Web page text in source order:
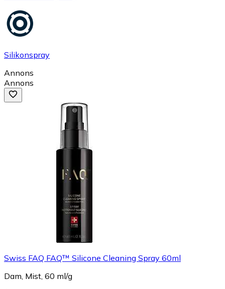
Silikonspray
Annons
Annons
Swiss FAQ FAQ™ Silicone Cleaning Spray 60ml
Dam, Mist, 60 ml/g